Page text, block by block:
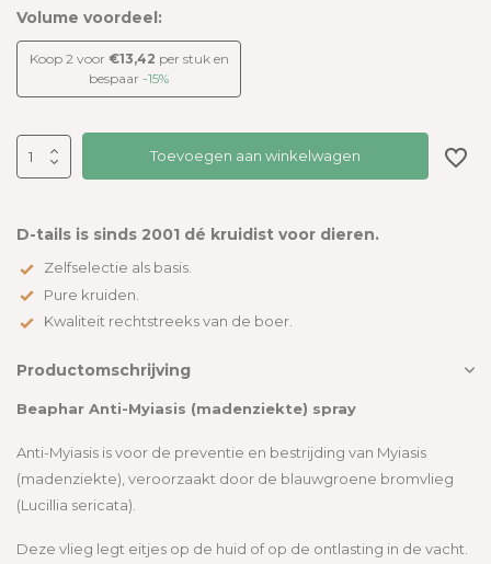
Volume voordeel:
Koop 2 voor €13,42 per stuk en
bespaar -15%
Toevoegen aan winkelwagen
D-tails is sinds 2001 dé kruidist voor dieren.
Zelfselectie als basis.
Pure kruiden.
Kwaliteit rechtstreeks van de boer.
Productomschrijving
Beaphar Anti-Myiasis (madenziekte) spray
Anti-Myiasis is voor de preventie en bestrijding van Myiasis
(madenziekte), veroorzaakt door de blauwgroene bromvlieg
(Lucillia sericata).
Deze vlieg legt eitjes op de huid of op de ontlasting in de vacht.